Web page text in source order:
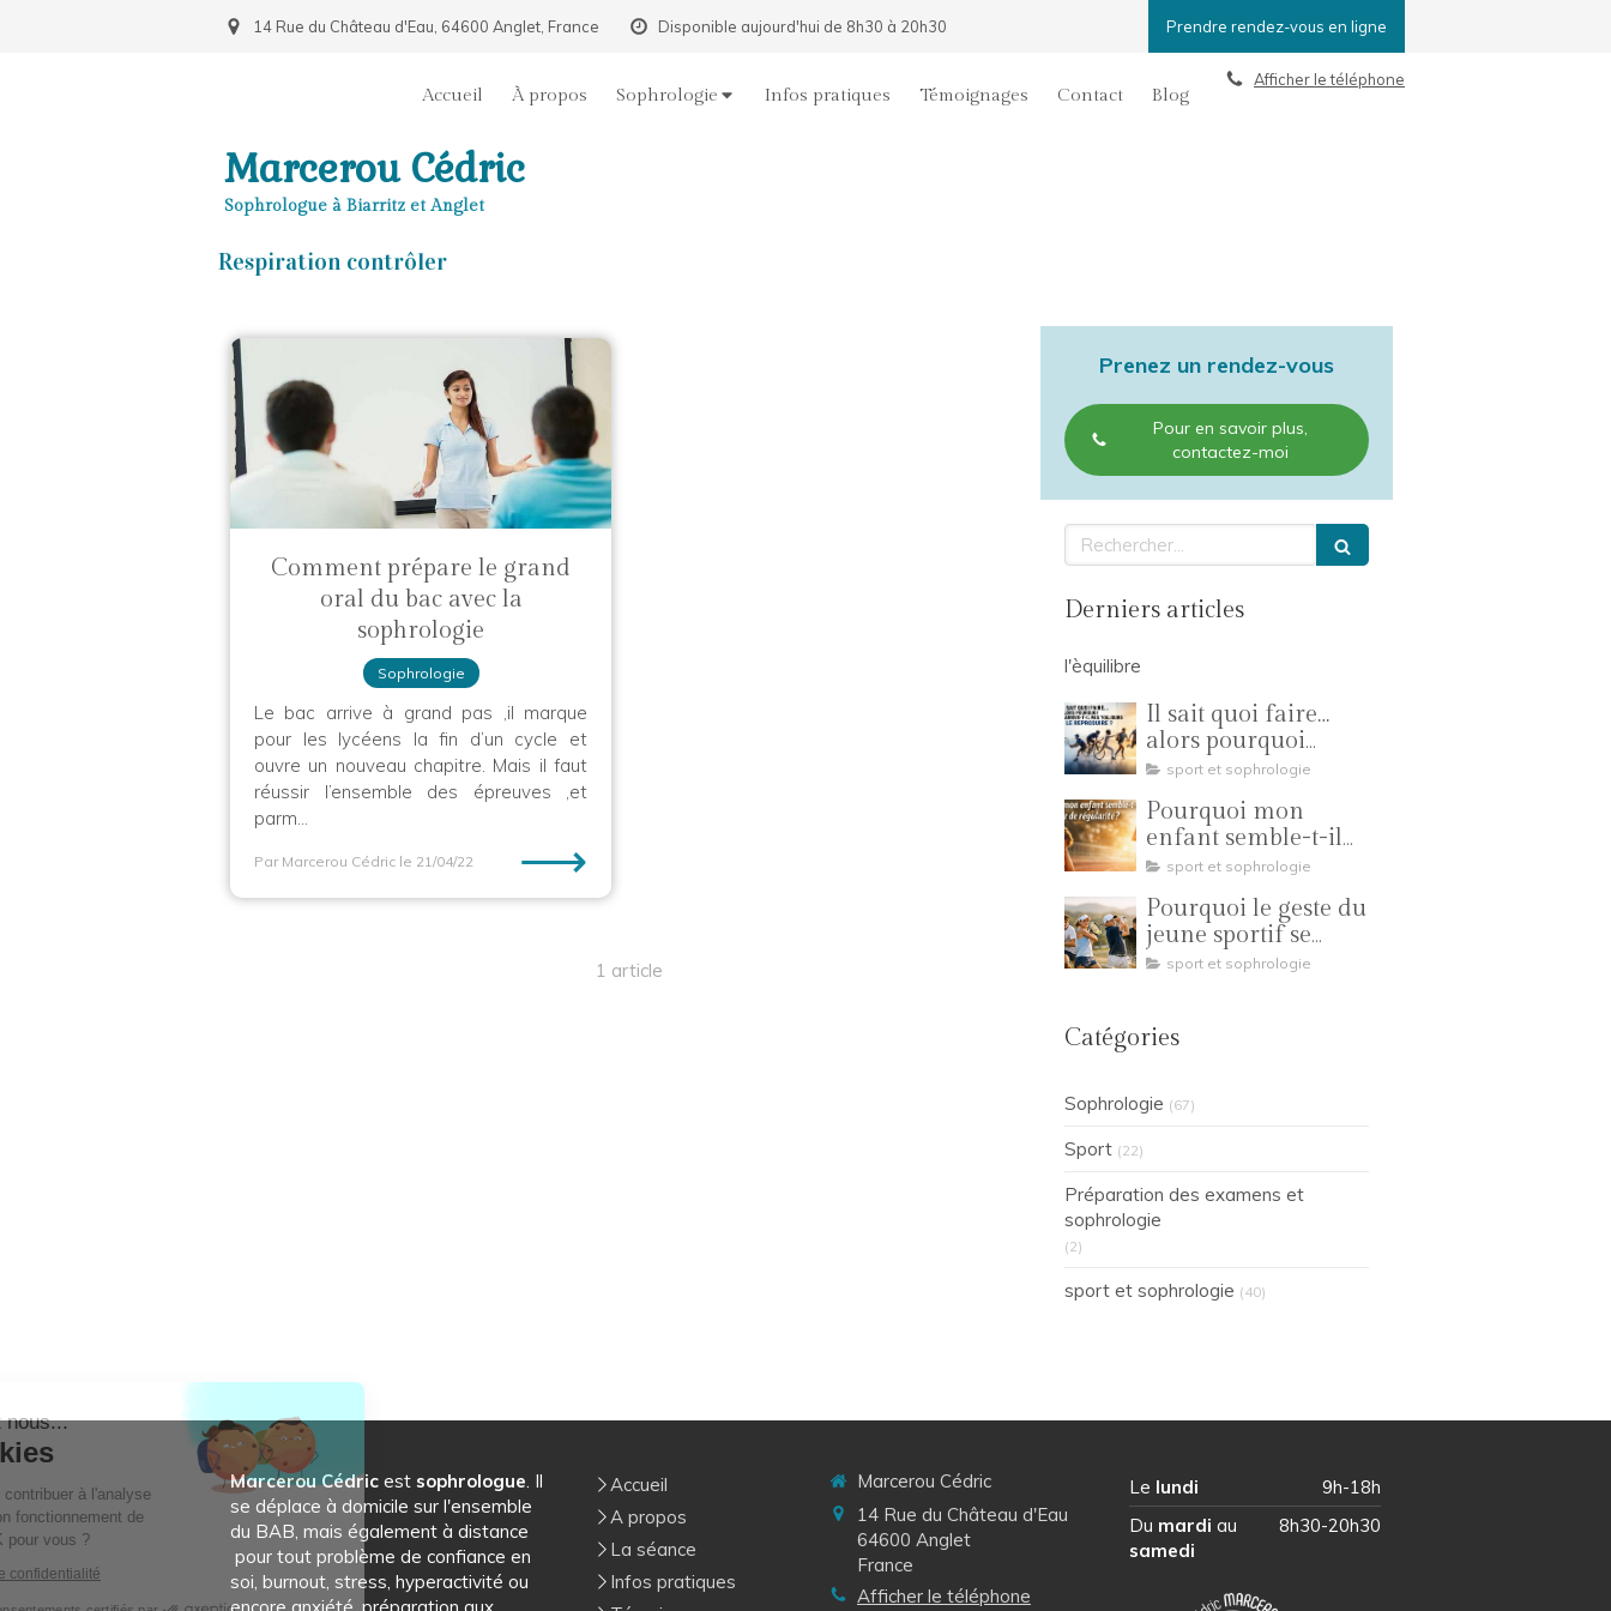
14 Rue du Château d'Eau, 64600 Anglet, France Disponible aujourd'hui de 8h30 à 20h30 Prendre rendez-vous en ligne
Afficher le téléphone
Accueil À propos Sophrologie Infos pratiques Témoignages Contact Blog
Marcerou Cédric
Sophrologue à Biarritz et Anglet
Respiration contrôler
Comment prépare le grand
oral du bac avec la
sophrologie
Sophrologie
Le bac arrive à grand pas ,il marque
pour les lycéens la fin d’un cycle et
ouvre un nouveau chapitre. Mais il faut
réussir l’ensemble des épreuves ,et
parm...
Par Marcerou Cédric le 21/04/22 ⟶
1 article
Prenez un rendez-vous
Pour en savoir plus,
contactez-moi
Rechercher
Derniers articles
l'èquilibre
Il sait quoi faire…
alors pourquoi
n’arrive-t-il pas
toujours à le
reproduire ?
sport et sophrologie
Pourquoi mon
enfant semble-t-il
manquer de
régularité ?
sport et sophrologie
Pourquoi le geste du
jeune sportif se
transforme-t-il en
sport et sophrologie
Catégories
Sophrologie (67)
Sport (22)
Préparation des examens et
sophrologie
(2)
sport et sophrologie (40)
Marcerou Cédric est sophrologue. Il
se déplace à domicile sur l'ensemble
du BAB, mais également à distance
pour tout problème de confiance en
soi, burnout, stress, hyperactivité ou
Accueil
A propos
La séance
Infos pratiques
Marcerou Cédric
14 Rue du Château d'Eau
64600 Anglet
France
Afficher le téléphone
Le lundi
9h-18h
Du mardi au
samedi
8h30-20h30
Bonjour c'est nous...
Les Cookies
Notre rôle est de contribuer à l'analyse
du trafic et au bon fonctionnement de
ce site. C'est OK pour vous ?
Lire la politique de confidentialité